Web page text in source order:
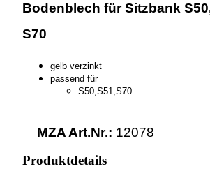
Bodenblech für Sitzbank
S70
gelb verzinkt
passend für
S50,S51,S70
MZA Art.Nr.: 12078
Produktdetails